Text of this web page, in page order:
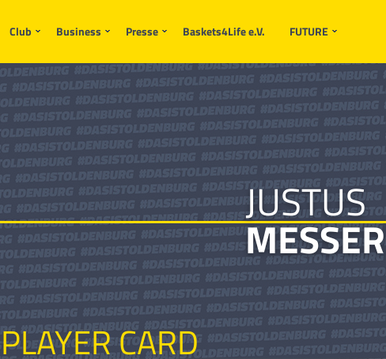
Club Business Presse Baskets4Life e.V. FUTURE
JUSTUS
MESSER
PLAYER CARD